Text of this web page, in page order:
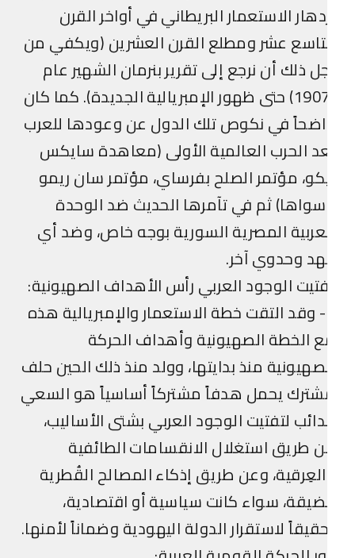
الاستعمار البريطاني في أواخر القرن
عشر ومطلع القرن العشرين (ويكفي من
ذلك أن نرجع إلى تقرير بنرمان الشهير عام
(1907) حتى ظهور الإمبريالية الجديدة). كما كان
في نكوص تلك الدول عن وعودها للعرب
الحرب العالمية الأولى (معاهدة سايكس
مؤتمر الصلح بفرساي، مؤتمر سان ريمو
ثم في تآمرها الحديث ضد الوحدة
المصرية السورية بوجه خاص، وضد أي
وحدوي آخر.
الوجود العربي رأس الأهداف الصهيونية:
4- وقد التقت خطة الاستعمار والإمبريالية هذه
الخطة الصهيونية وأهداف الحركة
منذ بدايتها، وولد منذ ذلك الحين حلف
يحمل هدفاً مشتركاً أساسياً هو السعي
لتفتيت الوجود العربي بشتى الأساليب،
طريق استغلال الانقسامات الطائفية
وعن طريق إذكاء المصالح القُطرية
سواء كانت سياسية أو اقتصادية،
لاستقرار الدولة اليهودية وضماناً لأمنها.